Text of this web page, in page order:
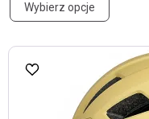
Wybierz opcje